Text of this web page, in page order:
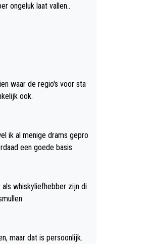
ongeluk laat vallen..
waar de regio's voor sta
ook.
ik al menige drams gepro
een goede basis
als whiskyliefhebber zijn di
maar dat is persoonlijk.